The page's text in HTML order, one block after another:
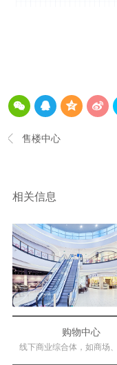
 售楼中心
相关信息
购物中心